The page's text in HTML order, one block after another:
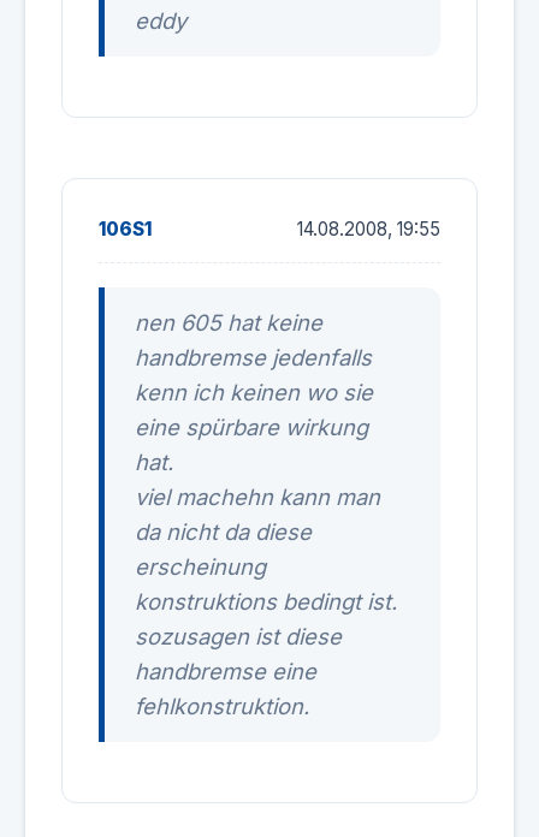
eddy
106S1 14.08.2008, 19:55
nen 605 hat keine
handbremse jedenfalls
kenn ich keinen wo sie
eine spürbare wirkung
hat.
viel machehn kann man
da nicht da diese
erscheinung
konstruktions bedingt ist.
sozusagen ist diese
handbremse eine
fehlkonstruktion.